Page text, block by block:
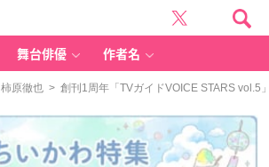
舞台俳優 作者名
柿原徹也 > 創刊1周年「TVガイドVOICE STARS vol.5